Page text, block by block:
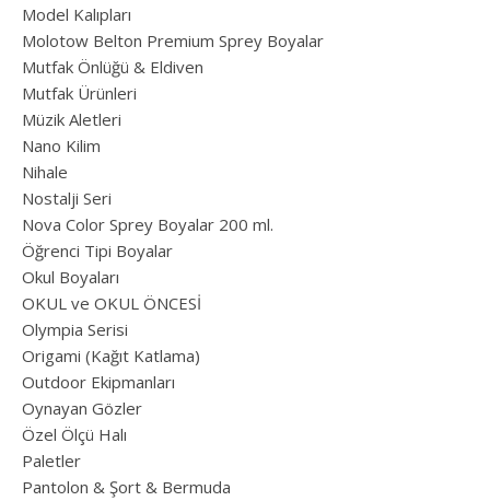
Model Kalıpları
Molotow Belton Premium Sprey Boyalar
Mutfak Önlüğü & Eldiven
Mutfak Ürünleri
Müzik Aletleri
Nano Kilim
Nihale
Nostalji Seri
Nova Color Sprey Boyalar 200 ml.
Öğrenci Tipi Boyalar
Okul Boyaları
OKUL ve OKUL ÖNCESİ
Olympia Serisi
Origami (Kağıt Katlama)
Outdoor Ekipmanları
Oynayan Gözler
Özel Ölçü Halı
Paletler
Pantolon & Şort & Bermuda